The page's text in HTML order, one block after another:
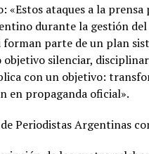
«Estos ataques a la
durante la gestión
forman parte de un plan
objetivo silenciar,
con un objetivo:
en propaganda oficial».
Periodistas Argentinas